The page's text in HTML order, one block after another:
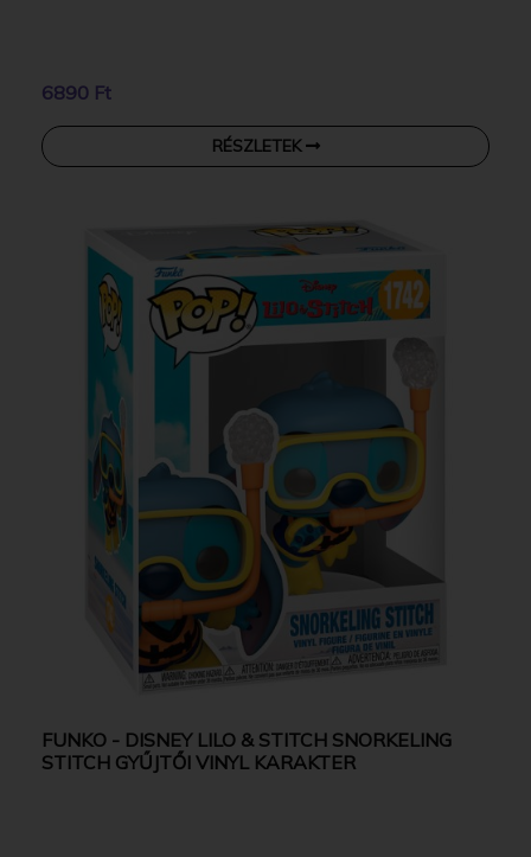
6890 Ft
RÉSZLETEK
FUNKO - DISNEY LILO & STITCH SNORKELING
STITCH GYŰJTŐI VINYL KARAKTER